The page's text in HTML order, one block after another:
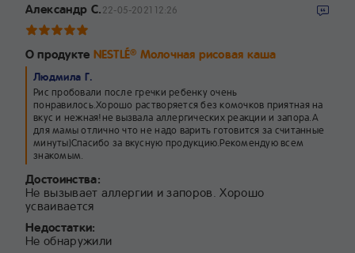
Александр С.22-05-2021 12:26
О продукте NESTLÉ® Молочная рисовая каша
Людмила Г.
Рис пробовали после гречки ребенку очень
понравилось.Хорошо растворяется без комочков приятная на
вкус и нежная!не вызвала аллергических реакции и запора.А
для мамы отлично что не надо варить готовится за считанные
минуты)Спасибо за вкусную продукцию.Рекомендую всем
знакомым.
Достоинства:
Не вызывает аллергии и запоров. Хорошо
усваивается
Недостатки:
Не обнаружили